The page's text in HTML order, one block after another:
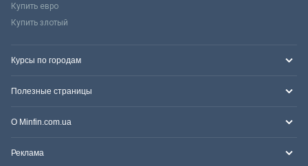
Купить евро
Купить злотый
Курсы по городам
Полезные страницы
О Minfin.com.ua
Реклама